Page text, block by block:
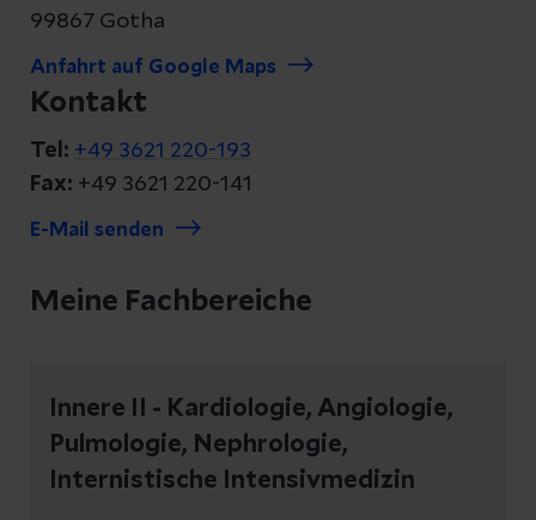
99867 Gotha
Anfahrt auf Google Maps
Kontakt
Tel: +49 3621 220-193
Fax: +49 3621 220-141
E-Mail senden
Meine Fachbereiche
Innere II - Kardiologie, Angiologie,
Pulmologie, Nephrologie,
Internistische Intensivmedizin